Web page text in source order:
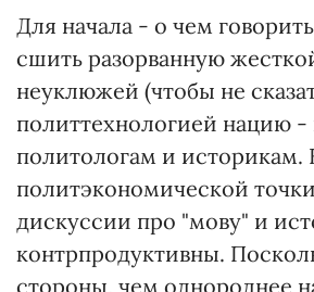
Для начала - о чем
сшить разорванную
неуклюжей (чтобы не
политтехнологией нацию -
политологам и историкам.
политэкономической
дискуссии про "мову" и
контрпродуктивны.
стороны, чем однороднее